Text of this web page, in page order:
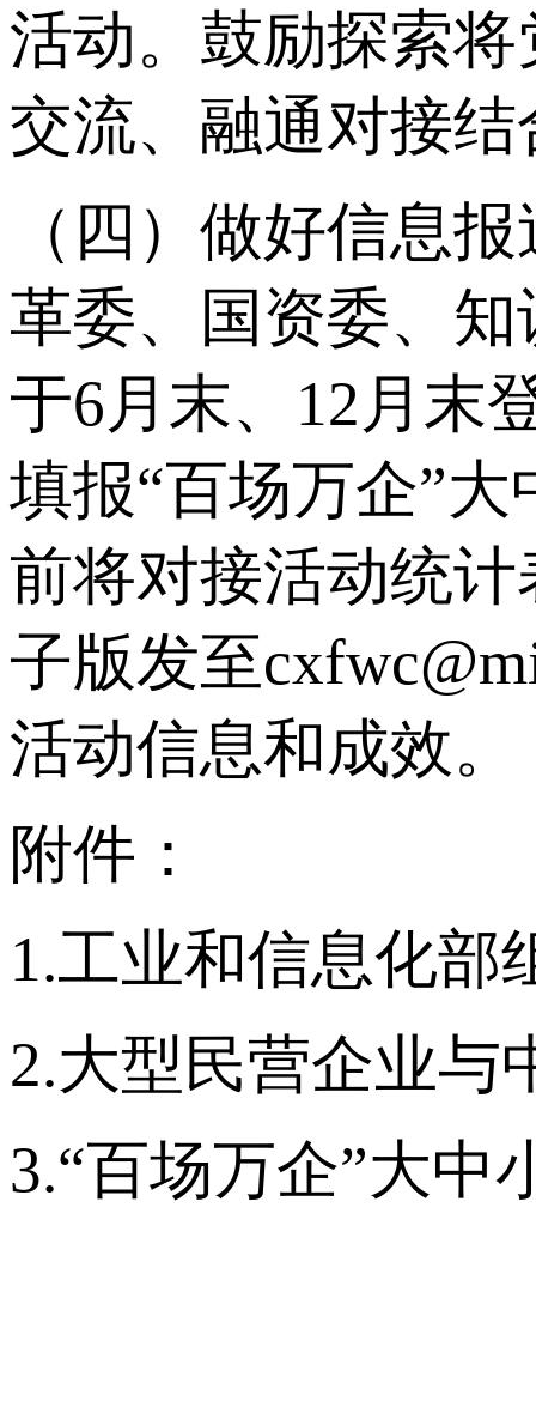
活动。鼓励探索
交流、融通对接
（四）做好信息
革委、国资委、
于6月末、12月末
填报“百场万企”
前将对接活动统
子版发至
活动信息和成效。
附件：
1.工业和信息化部
2.大型民营企业与
3.“百场万企”大中